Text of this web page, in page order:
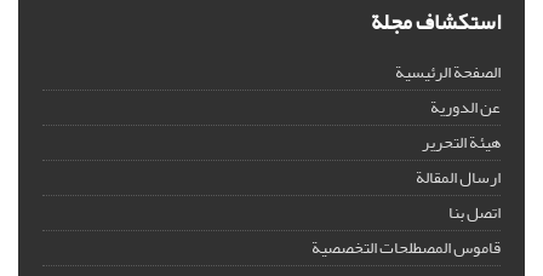
استكشاف مجلة
الصفحة الرئيسية
عن الدورية
هيئة التحرير
ارسال المقالة
اتصل بنا
قاموس المصطلحات التخصصية